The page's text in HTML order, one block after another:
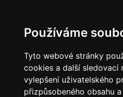
Používáme
Tyto webové stránky
cookies a další sledovací
vylepšení uživatelského
přizpůsobeného obsahu